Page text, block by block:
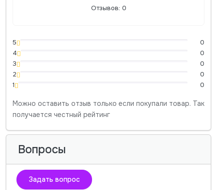
Отзывов: 0
5
0
4
0
3
0
2
0
1
0
Можно оставить отзыв только если покупали товар. Так
получается честный рейтинг
Вопросы
Задать вопрос